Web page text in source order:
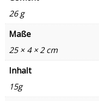
26 g
Maße
25 × 4 × 2 cm
Inhalt
15g